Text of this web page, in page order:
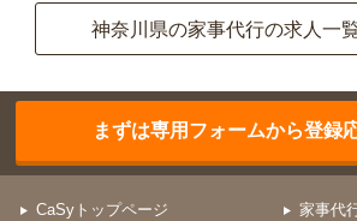
神奈川県の家事代行の求人一
まずは専用フォームから登録
CaSyトップページ
家事代